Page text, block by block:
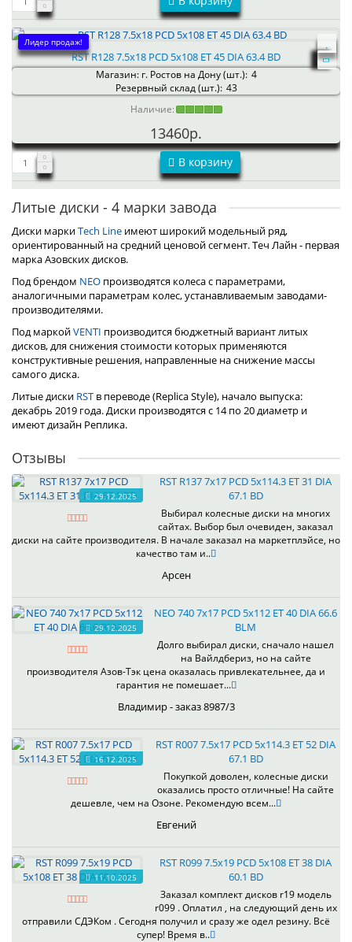
Лидер продаж!
RST R128 7.5x18 PCD 5x108 ET 45 DIA 63.4 BD
Магазин: г. Ростов на Дону (шт.): 4
Резервный склад (шт.): 43
Наличие:
13460р.
В корзину
Литые диски - 4 марки завода
Диски маркиTech Line имеют широкий модельный ряд,
ориентированный на средний ценовой сегмент. Теч Лайн - первая
марка Азовских дисков.
Под брендом NEO производятся колеса с параметрами,
аналогичными параметрам колес, устанавливаемым заводами-
производителями.
Под маркойVENTI производится бюджетный вариант литых
дисков, для снижения стоимости которых применяются
конструктивные решения, направленные на снижение массы
самого диска.
Литые диски RST в переводе (Replica Style), начало выпуска:
декабрь 2019 года. Диски производятся с 14 по 20 диаметр и
имеют дизайн Реплика.
Отзывы
29.12.2025
RST R137 7x17 PCD 5x114.3 ET 31 DIA
67.1 BD
Выбирал колесные диски на многих
сайтах. Выбор был очевиден, заказал
диски на сайте производителя. В начале заказал на маркетплэйсе, но
качество там и..
Арсен
29.12.2025
NEO 740 7x17 PCD 5x112 ET 40 DIA 66.6
BLM
Долго выбирал диски, сначало нашел
на Вайлдбериз, но на сайте
производителя Азов-Тэк цена оказалась привлекательнее, да и
гарантия не помешает...
Владимир - заказ 8987/3
16.12.2025
RST R007 7.5x17 PCD 5x114.3 ET 52 DIA
67.1 BD
Покупкой доволен, колесные диски
оказались просто отличные! На сайте
дешевле, чем на Озоне. Рекомендую всем...
Евгений
11.10.2025
RST R099 7.5x19 PCD 5x108 ET 38 DIA
60.1 BD
Заказал комплект дисков r19 модель
r099 . Оплатил , на следующий день их
отправили СДЭКом . Сегодня получил и сразу же одел резину. Всё
супер! Время в..